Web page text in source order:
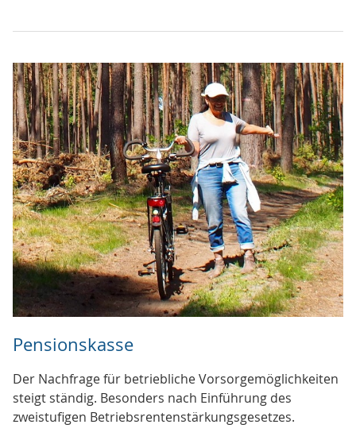
Pensionskasse
Der Nachfrage für betriebliche Vorsorgemöglichkeiten
steigt ständig. Besonders nach Einführung des
zweistufigen Betriebsrentenstärkungsgesetzes.